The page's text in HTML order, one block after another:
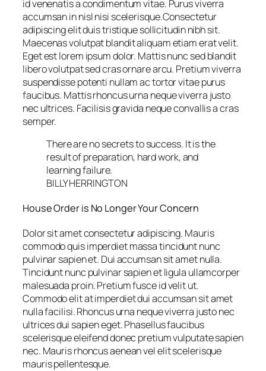
id venenatis a condimentum vitae. Purus viverra
accumsan in nisl nisi scelerisque.Consectetur
adipiscing elit duis tristique sollicitudin nibh sit.
Maecenas volutpat blandit aliquam etiam erat velit.
Eget est lorem ipsum dolor. Mattis nunc sed blandit
libero volutpat sed cras ornare arcu. Pretium viverra
suspendisse potenti nullam ac tortor vitae purus
faucibus. Mattis rhoncus urna neque viverra justo
nec ultrices. Facilisis gravida neque convallis a cras
semper.
There are no secrets to success. It is the
result of preparation, hard work, and
learning failure.
BILLY HERRINGTON
House Order is No Longer Your Concern
Dolor sit amet consectetur adipiscing. Mauris
commodo quis imperdiet massa tincidunt nunc
pulvinar sapien et. Dui accumsan sit amet nulla.
Tincidunt nunc pulvinar sapien et ligula ullamcorper
malesuada proin. Pretium fusce id velit ut.
Commodo elit at imperdiet dui accumsan sit amet
nulla facilisi. Rhoncus urna neque viverra justo nec
ultrices dui sapien eget. Phasellus faucibus
scelerisque eleifend donec pretium vulputate sapien
nec. Mauris rhoncus aenean vel elit scelerisque
mauris pellentesque.